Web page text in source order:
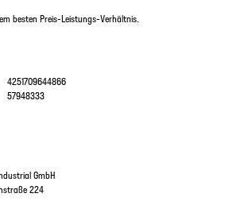
besten Preis-Leistungs-Verhältnis.
4251709644866
57948333
GmbH
224